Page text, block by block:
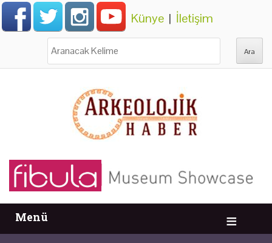
Künye | İletişim
Menü